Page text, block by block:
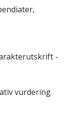
-
vurdering